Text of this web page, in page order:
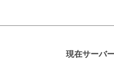
現在サーバ